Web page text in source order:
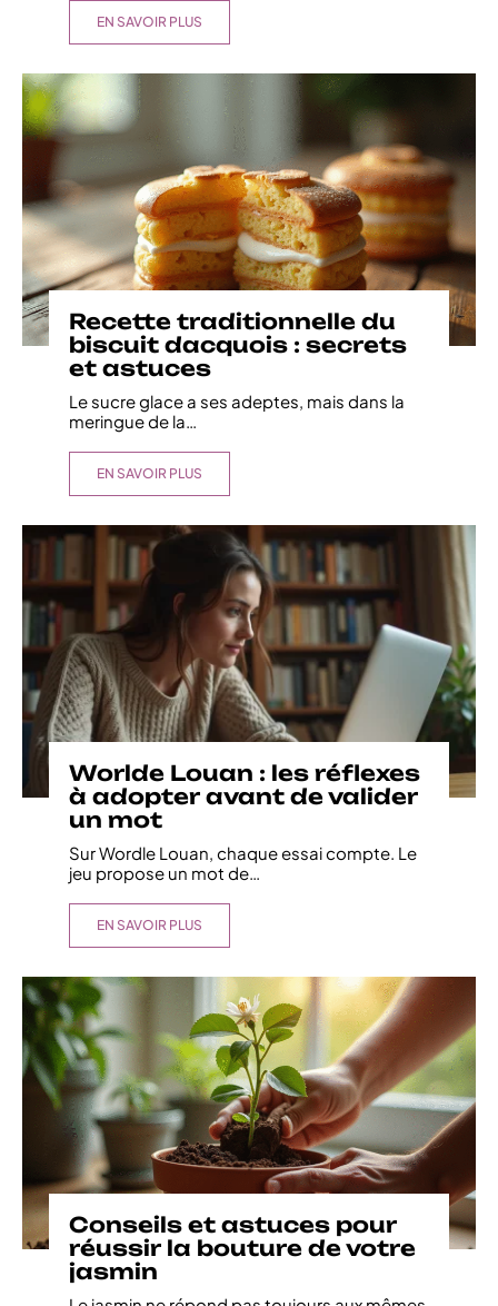
EN SAVOIR PLUS
Recette traditionnelle du
biscuit dacquois : secrets
et astuces
Le sucre glace a ses adeptes, mais dans la
meringue de la…
EN SAVOIR PLUS
Worlde Louan : les réflexes
à adopter avant de valider
un mot
Sur Wordle Louan, chaque essai compte. Le
jeu propose un mot de…
EN SAVOIR PLUS
Conseils et astuces pour
réussir la bouture de votre
jasmin